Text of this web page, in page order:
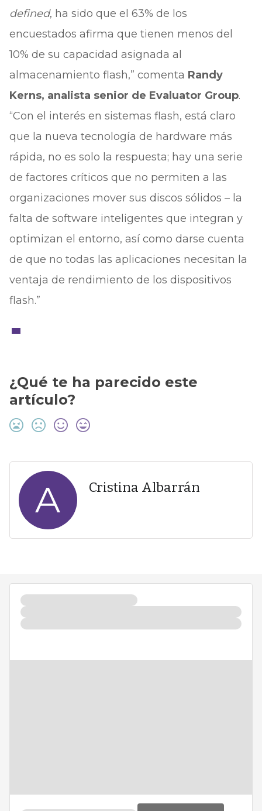
defined, ha sido que el 63% de los
encuestados afirma que tienen menos del
10% de su capacidad asignada al
almacenamiento flash,” comenta Randy
Kerns, analista senior de Evaluator Group.
“Con el interés en sistemas flash, está claro
que la nueva tecnología de hardware más
rápida, no es solo la respuesta; hay una serie
de factores críticos que no permiten a las
organizaciones mover sus discos sólidos – la
falta de software inteligentes que integran y
optimizan el entorno, así como darse cuenta
de que no todas las aplicaciones necesitan la
ventaja de rendimiento de los dispositivos
flash.”
¿Qué te ha parecido este
artículo?
A Cristina Albarrán